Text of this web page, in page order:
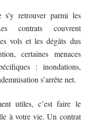
retrouver parmi les
contrats couvrent
vols et les dégâts dus
certaines menaces
: inondations,
s’arrête net.
utiles, c’est faire le
à votre vie. Un contrat